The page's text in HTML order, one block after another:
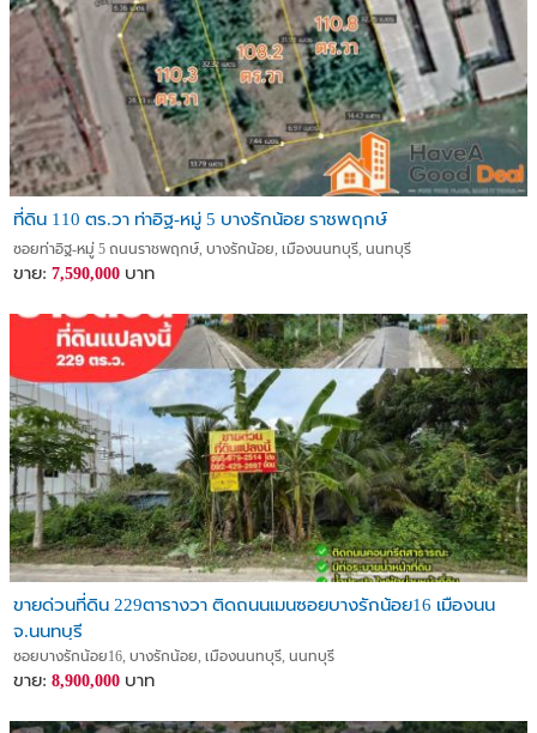
ที่ดิน 110 ตร.วา ท่าอิฐ-หมู่ 5 บางรักน้อย ราชพฤกษ์
ซอยท่าอิฐ-หมู่ 5 ถนนราชพฤกษ์, บางรักน้อย, เมืองนนทบุรี, นนทบุรี
ขาย: 7,590,000 บาท
ขายด่วนที่ดิน 229ตารางวา ติดถนนเมนซอยบางรักน้อย16 เมืองนน
จ.นนทบุรี
ซอยบางรักน้อย16, บางรักน้อย, เมืองนนทบุรี, นนทบุรี
ขาย: 8,900,000 บาท